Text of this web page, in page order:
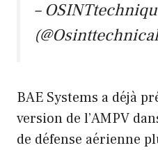
–
BAE Systems a déjà
version de l’AMPV
de défense aérienne